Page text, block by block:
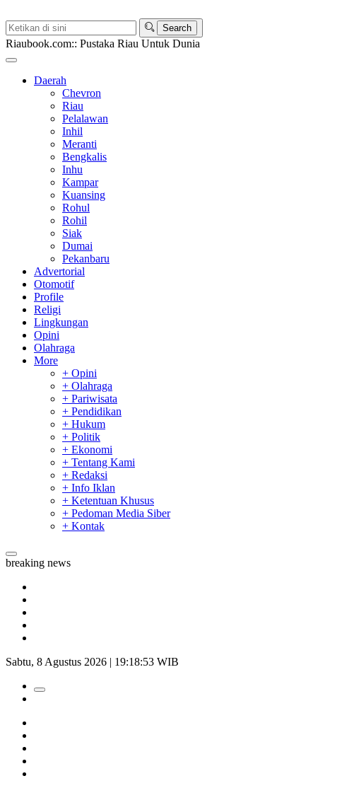
Riaubook.com:: Pustaka Riau Untuk Dunia
Daerah
Chevron
Riau
Pelalawan
Inhil
Meranti
Bengkalis
Inhu
Kampar
Kuansing
Rohul
Rohil
Siak
Dumai
Pekanbaru
Advertorial
Otomotif
Profile
Religi
Lingkungan
Opini
Olahraga
More
+ Opini
+ Olahraga
+ Pariwisata
+ Pendidikan
+ Hukum
+ Politik
+ Ekonomi
+ Tentang Kami
+ Redaksi
+ Info Iklan
+ Ketentuan Khusus
+ Pedoman Media Siber
+ Kontak
breaking news
Sabtu, 8 Agustus 2026 | 19:18:54 WIB